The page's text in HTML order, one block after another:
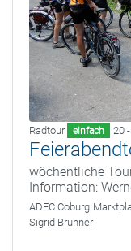
Radtour einfach 20
wöchentliche
Information:
ADFC Coburg
Sigrid Brunner